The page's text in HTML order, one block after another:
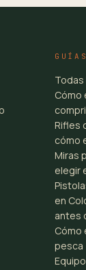
GUÍAS
Todas
Cómo
Rifles
cómo
Miras
elegir
en
antes
Cómo
pesca